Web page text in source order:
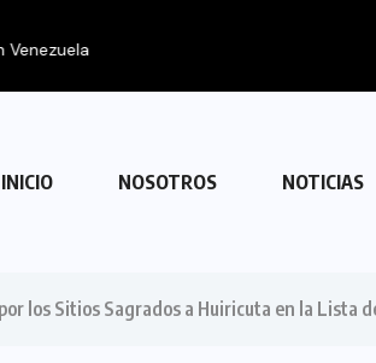
INICIO NOSOTROS NOTICIAS
los Sitios Sagrados a Huiricuta en la Lista